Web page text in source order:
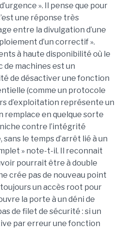
». Il pense que pour
une réponse très
entre la divulgation d’une
d’un correctif ».
à haute disponibilité où le
de machines est un
de désactiver une fonction
(comme un protocole
d’exploitation représente un
remplace en quelque sorte
contre l’intégrité
le temps d’arrêt lié à un
» note-t-il. Il reconnait
pourrait être à double
crée pas de nouveau point
toujours un accès root pour
la porte à un déni de
de filet de sécurité : si un
par erreur une fonction